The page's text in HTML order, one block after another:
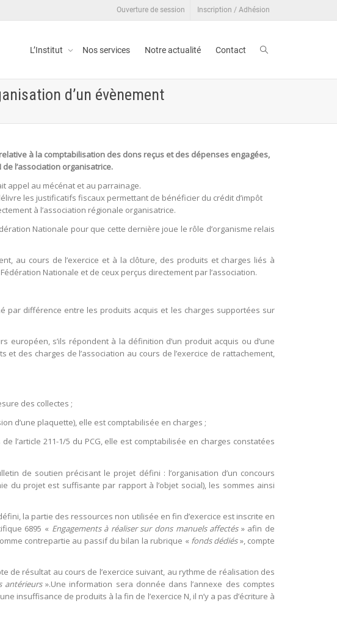
Ouverture de session Inscription / Adhésion
L’Institut Nos services Notre actualité Contact
d’un évènement
à la comptabilisation des dons reçus et des dépenses engagées,
l’association organisatrice.
appel au mécénat et au parrainage.
les justificatifs fiscaux permettant de bénéficier du crédit d’impôt
à l’association régionale organisatrice.
Nationale pour que cette dernière joue le rôle d’organisme relais
au cours de l’exercice et à la clôture, des produits et charges liés à
Nationale et de ceux perçus directement par l’association.
par différence entre les produits acquis et les charges supportées sur
européen, s’ils répondent à la définition d’un produit acquis ou d’une
des charges de l’association au cours de l’exercice de rattachement,
des collectes ;
d’une plaquette), elle est comptabilisée en charges ;
l’article 211-1/5 du PCG, elle est comptabilisée en charges constatées
de soutien précisant le projet défini : l’organisation d’un concours
du projet est suffisante par rapport à l’objet social), les sommes ainsi
la partie des ressources non utilisée en fin d’exercice est inscrite en
6895 « Engagements à réaliser sur dons manuels affectés» afin de
contrepartie au passif du bilan la rubrique « fonds dédiés», compte
de résultat au cours de l’exercice suivant, au rythme de réalisation des
antérieurs».Une information sera donnée dans l’annexe des comptes
insuffisance de produits à la fin de l’exercice N, il n’y a pas d’écriture à